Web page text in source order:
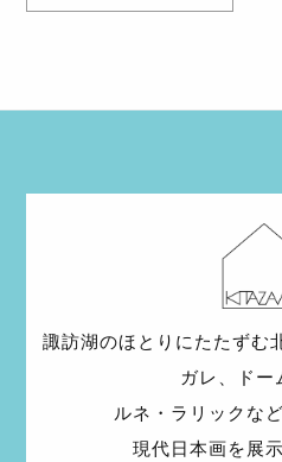
諏訪湖のほとりにたたずむ
ガレ、ドー
ルネ・ラリックな
現代日本画を展